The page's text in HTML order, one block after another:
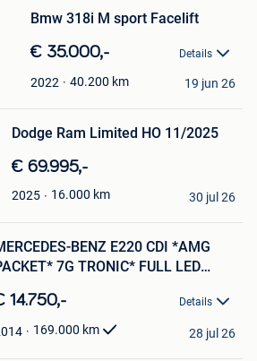
Bmw 318i M sport Facelift
€ 35.000,- Details
2022 40.200 km 19 jun 26
Dodge Ram Limited HO 11/2025
€ 69.995,-
2025 16.000 km 30 jul 26
BENZ E220 CDI *AMG
7G TRONIC* FULL LED
14.750,- Details
169.000 km 28 jul 26